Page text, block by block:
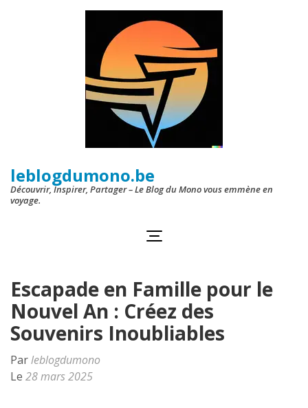
leblogdumono.be
Découvrir, Inspirer, Partager – Le Blog du Mono vous emmène en
voyage.
Escapade en Famille pour le
Nouvel An : Créez des
Souvenirs Inoubliables
Parleblogdumono
Le 28 mars 2025